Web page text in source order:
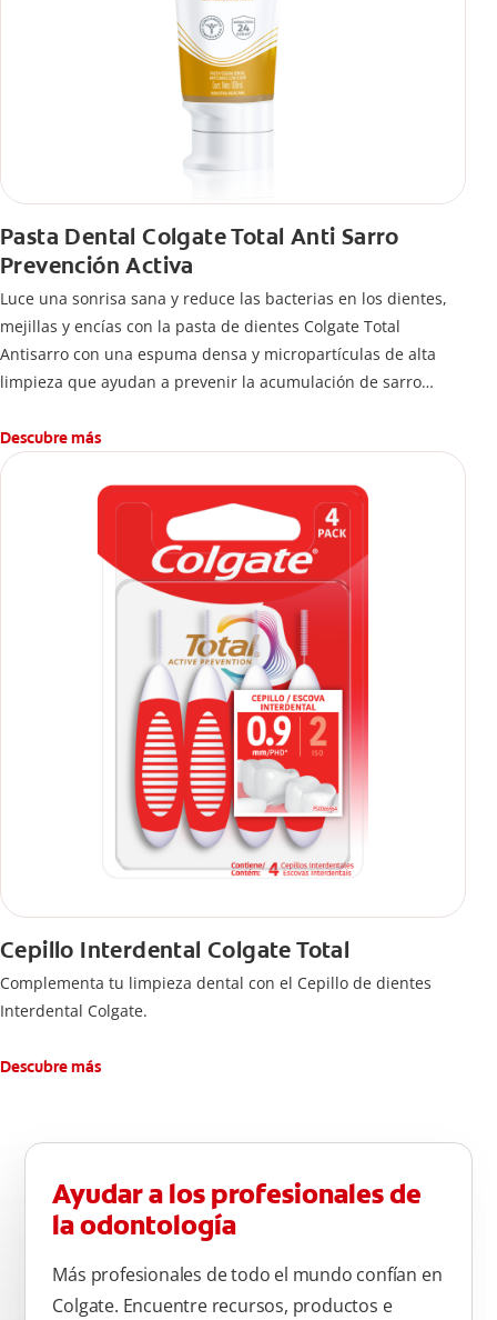
Pasta Dental Colgate Total Anti Sarro
Prevención Activa
Luce una sonrisa sana y reduce las bacterias en los dientes,
mejillas y encías con la pasta de dientes Colgate Total
Antisarro con una espuma densa y micropartículas de alta
limpieza que ayudan a prevenir la acumulación de sarro
Descubre más
Cepillo Interdental Colgate Total
Complementa tu limpieza dental con el Cepillo de dientes
Interdental Colgate.
Descubre más
Ayudar a los profesionales de
la odontología
Más profesionales de todo el mundo confían en
Colgate. Encuentre recursos, productos e